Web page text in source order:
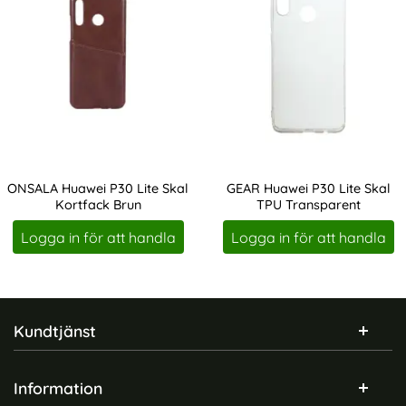
ONSALA Huawei P30 Lite Skal
Kortfack Brun
Art. nr 207391
Logga in för att handla
GEAR Huawei P30 Lite Skal
TPU Transparent
Art. nr 208282
Logga in för att handla
Sidfot Blandad info och länkar
Kundtjänst
Information